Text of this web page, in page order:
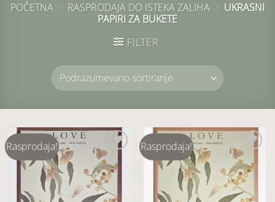
POČETNA / RASPRODAJA DO ISTEKA ZALIHA / UKRASNI
PAPIRI ZA BUKETE
FILTER
Rasprodaja!
Dodaj
Rasprodaja!
Dodaj
u listu